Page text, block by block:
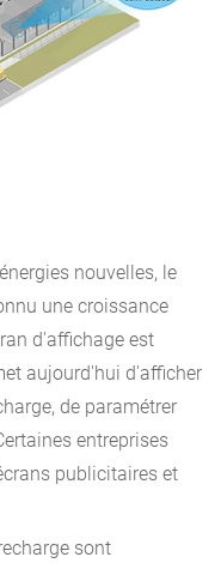
nouvelles, le
une croissance
d'affichage est
aujourd'hui d'afficher
de paramétrer
entreprises
publicitaires et
sont